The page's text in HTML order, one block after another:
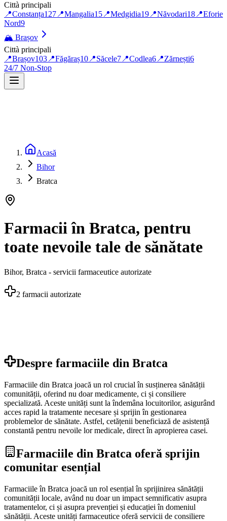
Città principali
📍Constanța127 📍Mangalia15 📍Medgidia19 📍Năvodari18 📍Eforie
Nord9
🏔️ Brașov
Città principali
📍Brașov103 📍Făgăraș10 📍Săcele7 📍Codlea6 📍Zărnești6
24/7 Non-Stop
Acasă
Bihor
Bratca
Farmacii în Bratca, pentru
toate nevoile tale de sănătate
Bihor, Bratca - servicii farmaceutice autorizate
2 farmacii autorizate
Despre farmaciile din Bratca
Farmaciile din Bratca joacă un rol crucial în susținerea sănătății
comunității, oferind nu doar medicamente, ci și consiliere
specializată. Aceste unități sunt la îndemâna locuitorilor, asigurând
acces rapid la tratamente necesare și sprijin în gestionarea
problemelor de sănătate. Astfel, cetățenii beneficiază de asistență
constantă pentru nevoile lor medicale, direct în apropierea casei.
Farmaciile din Bratca oferă sprijin
comunitar esențial
Farmaciile în Bratca joacă un rol esențial în sprijinirea sănătății
comunității locale, având nu doar un impact semnificativ asupra
tratamentelor, ci și asupra prevenției și educației în domeniul
sănătății. Aceste unități farmaceutice oferă servicii de consiliere